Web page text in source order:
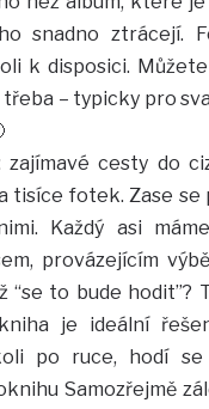
snadno ztrácejí.
k disposici.
– typicky pro
zajímavé cesty do
tisíce fotek. Zase se
Každý asi
provázejícím
“se to bude hodit”?
je ideální
po ruce, hodí
Samozřejmě